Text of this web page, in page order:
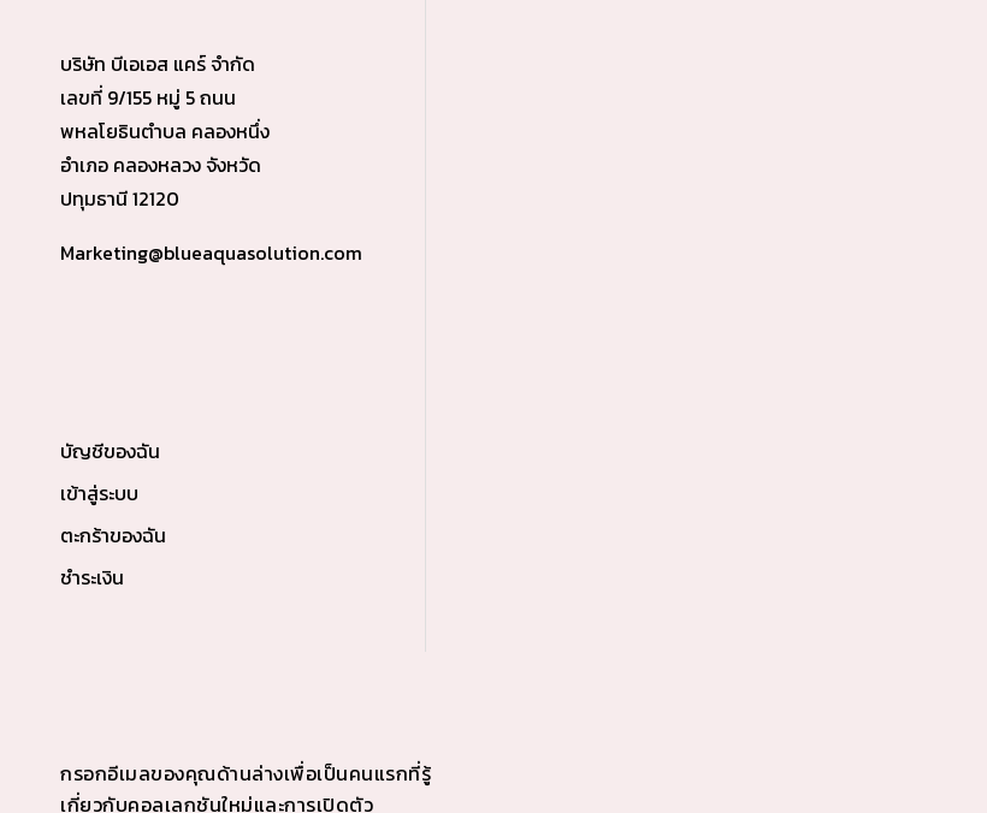
บริษัท บีเอเอส แคร์ จำกัด
เลขที่ 9/155 หมู่ 5 ถนน
พหลโยธินตำบล คลองหนึ่ง
อำเภอ คลองหลวง จังหวัด
ปทุมธานี 12120
Marketing@blueaquasolution.com
บัญชีของฉัน
เข้าสู่ระบบ
ตะกร้าของฉัน
ชำระเงิน
กรอกอีเมลของคุณด้านล่างเพื่อเป็นคนแรกที่รู้
เกี่ยวกับคอลเลกชันใหม่และการเปิดตัว